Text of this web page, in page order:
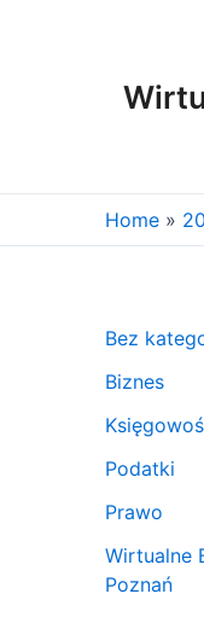
Home
Bez
Biznes
Podatki
Prawo
Wirtualne
Poznań